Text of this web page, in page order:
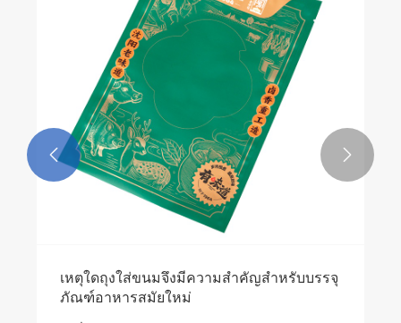
เหตุใดถุงใส่ขนมจึงมีความสำคัญสำหรับบรรจุ